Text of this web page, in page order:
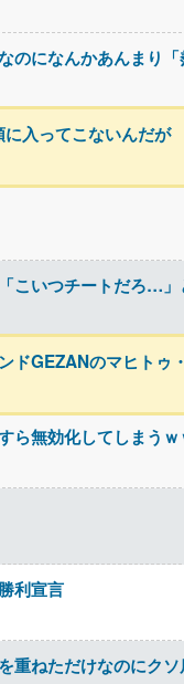
になんかあんまり
入ってこないんだが
こいつチートだろ…
ドGEZANのマヒト
ら無効化してしまう
利宣言
重ねただけなのに